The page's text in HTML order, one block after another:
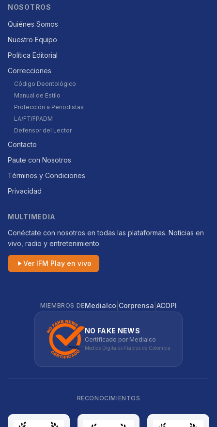
NOSOTROS
Quiénes Somos
Nuestro Equipo
Política Editorial
Correcciones
Código Deontológico
Manual de Estilo
Protección a Periodistas
LA/FT/FPADM
Defensor del Lector
Contacto
Paute con Nosotros
Términos y Condiciones
Privacidad
MULTIMEDIA
Conéctate con nosotros en todas las plataformas. Noticias en
vivo, radio y entretenimiento.
Ver IFM Play en vivo
MIEMBROS DEMedialco Corprensa ACOPI
NO FAKE NEWS
Certificado por Medialco
Medios Digitales Fiables de Colombia
RECONOCIMIENTOS